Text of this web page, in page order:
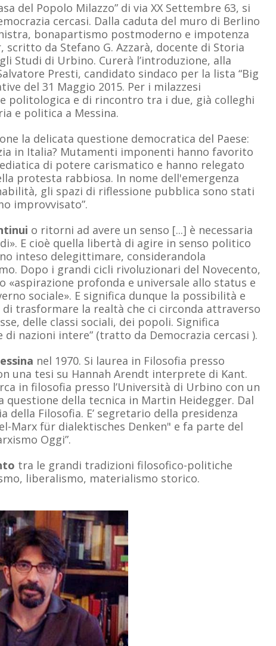
del Popolo Milazzo” di via XX Settembre 63, si
cercasi. Dalla caduta del muro di Berlino
bonapartismo postmoderno e impotenza
da Stefano G. Azzarà, docente di Storia
Studi di Urbino. Curerà l’introduzione, alla
Presti, candidato sindaco per la lista “Big
del 31 Maggio 2015. Per i milazzesi
politologica e di rincontro tra i due, già colleghi
e politica a Messina.
la delicata questione democratica del Paese:
in Italia? Mutamenti imponenti hanno favorito
di potere carismatico e hanno relegato
protesta rabbiosa. In nome dell'emergenza
gli spazi di riflessione pubblica sono stati
improvvisato”.
o ritorni ad avere un senso [...] è necessaria
E cioè quella libertà di agire in senso politico
inteso delegittimare, considerandola
Dopo i grandi cicli rivoluzionari del Novecento,
«aspirazione profonda e universale allo status e
sociale». E significa dunque la possibilità e
trasformare la realtà che ci circonda attraverso
delle classi sociali, dei popoli. Significa
nazioni intere” (tratto da Democrazia cercasi ).
nel 1970. Si laurea in Filosofia presso
una tesi su Hannah Arendt interprete di Kant.
in filosofia presso l’Università di Urbino con un
della tecnica in Martin Heidegger. Dal
Filosofia. E’ segretario della presidenza
Marx für dialektisches Denken" e fa parte del
Oggi”.
tra le grandi tradizioni filosofico-politiche
liberalismo, materialismo storico.